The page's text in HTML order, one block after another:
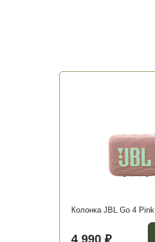
Колонка JBL Go 4 Pink
4 990 ₽